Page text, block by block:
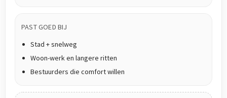
PAST GOED BIJ
Stad + snelweg
Woon-werk en langere ritten
Bestuurders die comfort willen